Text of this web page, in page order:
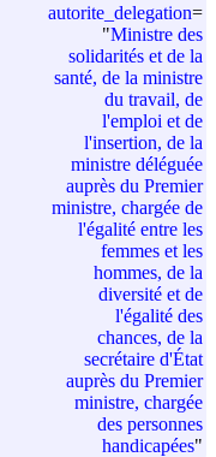
autorite_delegation=
"Ministre des
solidarités et de la
santé, de la ministre
du travail, de
l'emploi et de
l'insertion, de la
ministre déléguée
auprès du Premier
ministre, chargée de
l'égalité entre les
femmes et les
hommes, de la
diversité et de
l'égalité des
chances, de la
secrétaire d'État
auprès du Premier
ministre, chargée
des personnes
handicapées"